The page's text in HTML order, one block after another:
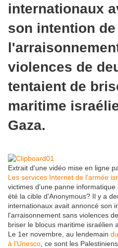
internationaux
son intention
violences de
tentaient de
maritime
Gaza.
Extrait d'une vidéo mise en ligne
Les services Internet de l'armée
victimes d'une panne
été la cible d'Anonymous? Il y a
internationaux avait annoncé son
l'arraisonnement sans violences
briser le blocus maritime israélien
Le 1er novembre, au lendemain
à l'Unesco , ce sont les